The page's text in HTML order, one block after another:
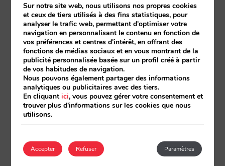
Sur notre site web, nous utilisons nos propres cookies
et ceux de tiers utilisés à des fins statistiques, pour
analyser le trafic web, permettant d'optimiser votre
navigation en personnalisant le contenu en fonction de
vos préférences et centres d'intérêt, en offrant des
fonctions de médias sociaux et en vous montrant de la
publicité personnalisée basée sur un profil créé à partir
de vos habitudes de navigation.
Nous pouvons également partager des informations
analytiques ou publicitaires avec des tiers.
En cliquantici, vous pouvez gérer votre consentement et
trouver plus d'informations sur les cookies que nous
utilisons.
Accepter Paramètres
Refuser